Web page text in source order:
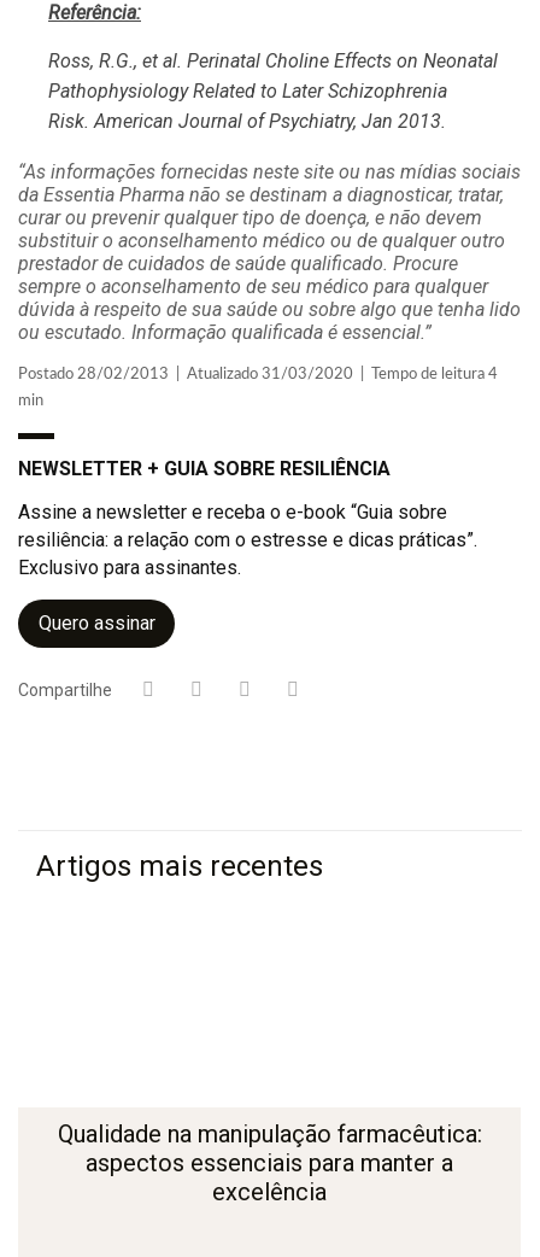
Referência:
Ross, R.G., et al. Perinatal Choline Effects on Neonatal
Pathophysiology Related to Later Schizophrenia
Risk. American Journal of Psychiatry, Jan 2013.
“As informações fornecidas neste site ou nas mídias sociais
da Essentia Pharma não se destinam a diagnosticar, tratar,
curar ou prevenir qualquer tipo de doença, e não devem
substituir o aconselhamento médico ou de qualquer outro
prestador de cuidados de saúde qualificado. Procure
sempre o aconselhamento de seu médico para qualquer
dúvida à respeito de sua saúde ou sobre algo que tenha lido
ou escutado. Informação qualificada é essencial.”
Postado 28/02/2013 | Atualizado 31/03/2020 | Tempo de leitura 4
min
NEWSLETTER + GUIA SOBRE RESILIÊNCIA
Assine a newsletter e receba o e-book “Guia sobre
resiliência: a relação com o estresse e dicas práticas”.
Exclusivo para assinantes.
Quero assinar
Compartilhe
Artigos mais recentes
Qualidade na manipulação farmacêutica:
aspectos essenciais para manter a
excelência